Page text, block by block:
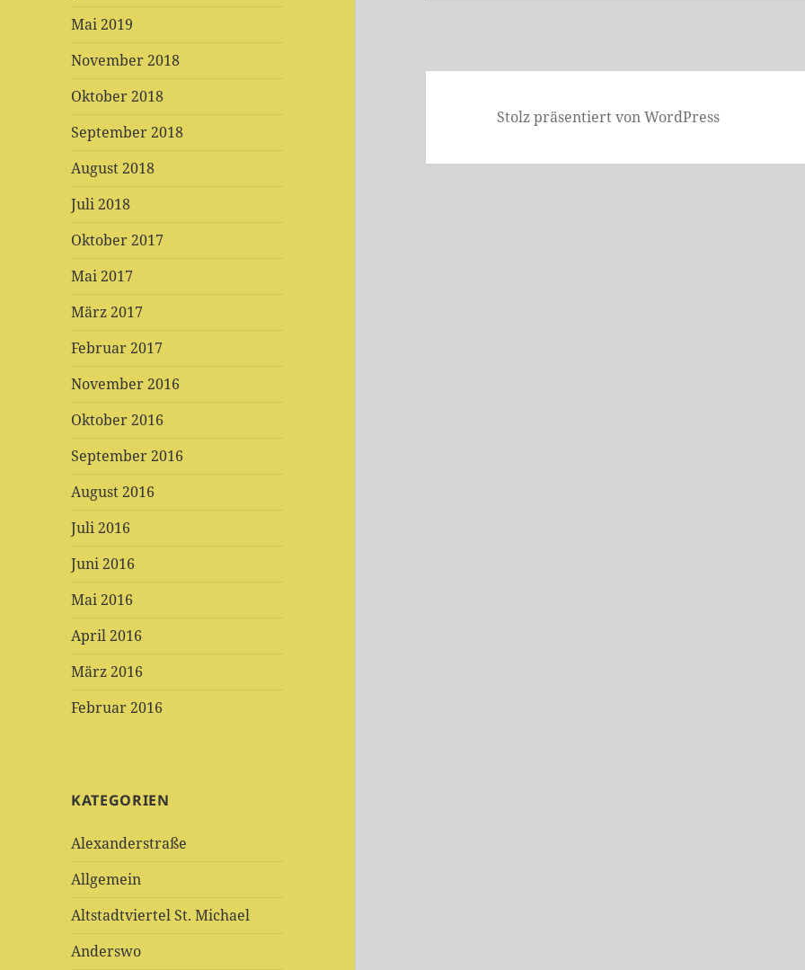
Mai 2019
November 2018
Oktober 2018
September 2018
August 2018
Juli 2018
Oktober 2017
Mai 2017
März 2017
Februar 2017
November 2016
Oktober 2016
September 2016
August 2016
Juli 2016
Juni 2016
Mai 2016
April 2016
März 2016
Februar 2016
KATEGORIEN
Alexanderstraße
Allgemein
Altstadtviertel St. Michael
Anderswo
Stolz präsentiert von WordPress